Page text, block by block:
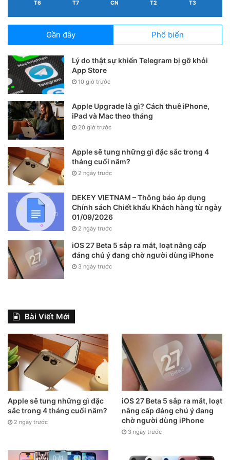
4. Cách đăng nhập vnEdu Connect
Để có thể đăng nhập vnEdu Connect để bắt đầu theo dõi
quá trình học tập của học sinh, bạn chỉ cần thực hiện các
thao tác đơn giản như sau: Truy cập vnEdu Connect trên
iPhone, điện thoại của bạn > Tiến hành nhập
thoạihoặctài khoản học sinh
ChọnĐăng nhập
. Ngoài ra bạn còn có thể đăng nhập qua
mã OTP nếu quên mật khẩu.
5. Cách sử dụng vnEdu Connect tra
T6 T7 CN T2 T3
Gần đây Phổ biến
Lý do thật sự khiến Telegram bị gỡ khỏi
App Store
10 giờ trước
Apple Upgrade là gì? Cách thuê iPhone,
iPad và Mac theo tháng
20 giờ trước
Apple sẽ tung những gì đặc sắc trong 4
tháng cuối năm?
2 ngày trước
DEKEY VIETNAM – Thông báo áp dụng
Chính sách Chiết khấu Khách hàng từ ngày
01/09/2026
2 ngày trước
iOS 27 Beta 5 sắp ra mắt, loạt nâng cấp
đáng chú ý đang chờ người dùng iPhone
3 ngày trước
Bài Viết Mới
Apple sẽ tung những gì đặc
sắc trong 4 tháng cuối năm?
2 ngày trước
iOS 27 Beta 5 sắp ra mắt, loạt
nâng cấp đáng chú ý đang
chờ người dùng iPhone
3 ngày trước